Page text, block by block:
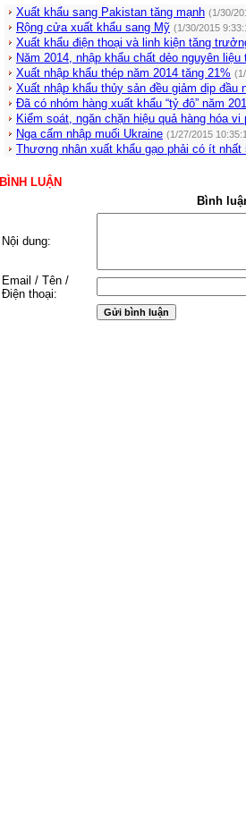
Xuất khẩu sang Pakistan tăng mạnh (1/30/
Rộng cửa xuất khẩu sang Mỹ (1/30/2015
Xuất khẩu điện thoại và linh kiện tăng
Năm 2014, nhập khẩu chất dẻo nguyên
Xuất nhập khẩu thép năm 2014 tăng 21%
Xuất nhập khẩu thủy sản đều giảm dịp đầu
Đã có nhóm hàng xuất khẩu “tỷ đô” năm
Kiểm soát, ngăn chặn hiệu quả hàng hóa
Nga cấm nhập muối Ukraine (1/27/2015
Thương nhân xuất khẩu gạo phải có ít
BÌNH LUẬN
Bình
Nội dung:
Email / Tên /
Điện thoại: